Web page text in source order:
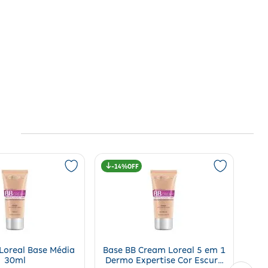
Base Média
30ml
14%
Base BB Cream Loreal 5 em 1
Dermo Expertise Cor Escura